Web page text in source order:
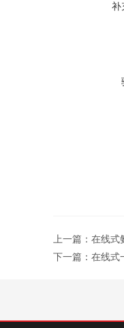
补
上一篇： 在线式
下一篇： 在线式